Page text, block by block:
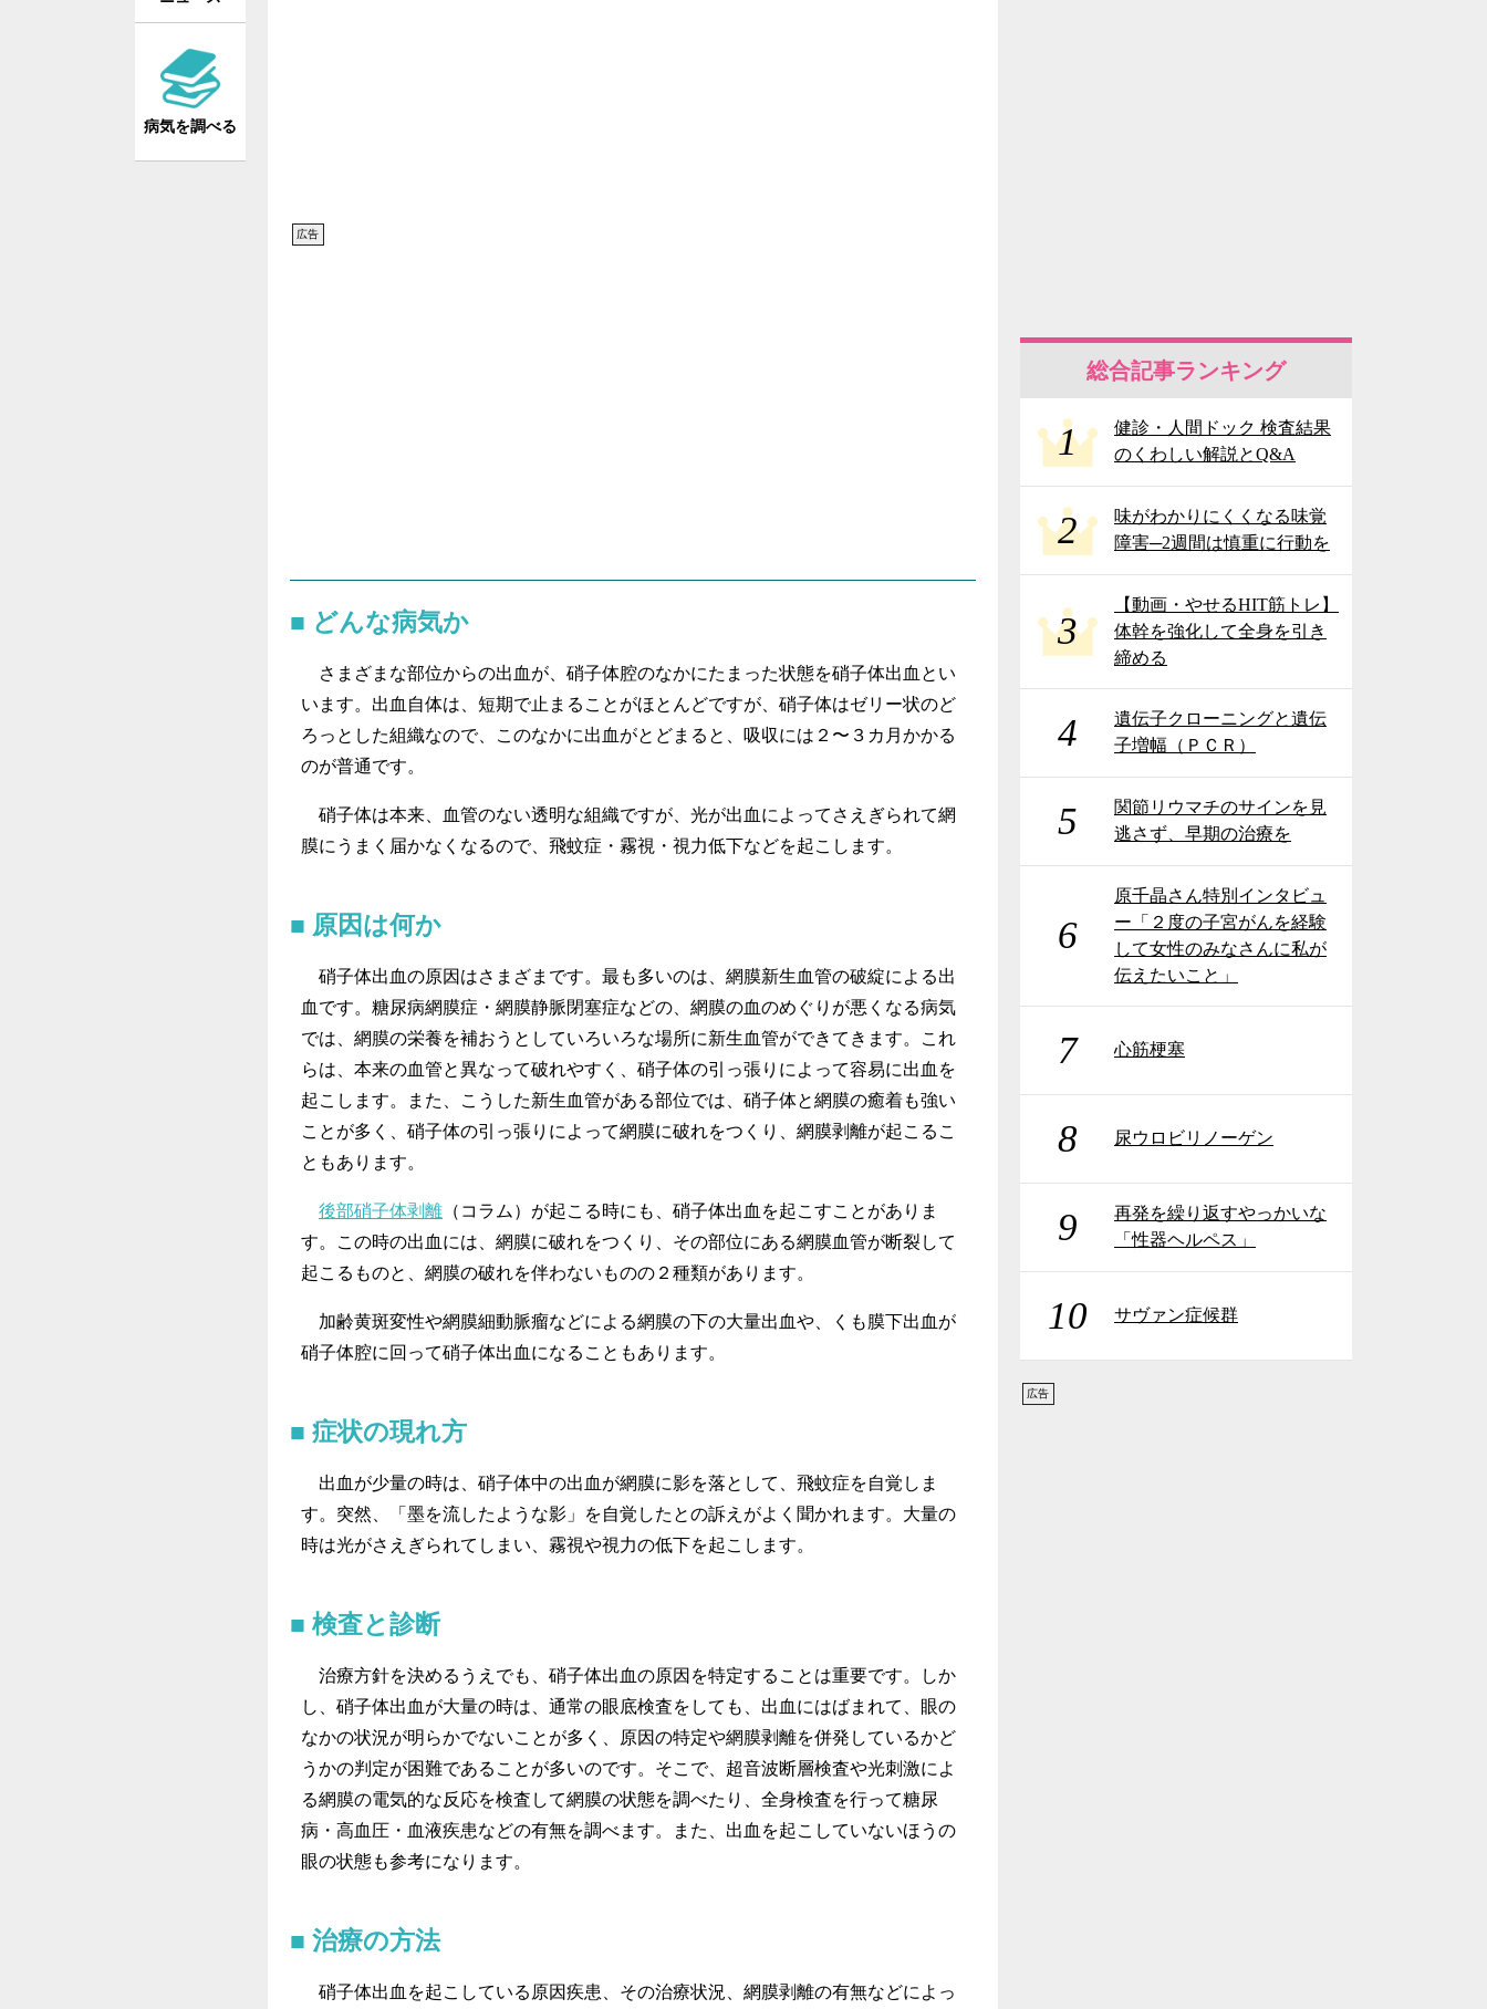
病気を調べる
広告
どんな病気か
さまざまな部位からの出血が、硝子体腔のなかにたまった状態を硝子体出血とい
います。出血自体は、短期で止まることがほとんどですが、硝子体はゼリー状のど
ろっとした組織なので、このなかに出血がとどまると、吸収には２〜３カ月かかる
のが普通です。
硝子体は本来、血管のない透明な組織ですが、光が出血によってさえぎられて網
膜にうまく届かなくなるので、飛蚊症・霧視・視力低下などを起こします。
原因は何か
硝子体出血の原因はさまざまです。最も多いのは、網膜新生血管の破綻による出
血です。糖尿病網膜症・網膜静脈閉塞症などの、網膜の血のめぐりが悪くなる病気
では、網膜の栄養を補おうとしていろいろな場所に新生血管ができてきます。これ
らは、本来の血管と異なって破れやすく、硝子体の引っ張りによって容易に出血を
起こします。また、こうした新生血管がある部位では、硝子体と網膜の癒着も強い
ことが多く、硝子体の引っ張りによって網膜に破れをつくり、網膜剥離が起こるこ
ともあります。
後部硝子体剥離 （コラム）が起こる時にも、硝子体出血を起こすことがありま
す。この時の出血には、網膜に破れをつくり、その部位にある網膜血管が断裂して
起こるものと、網膜の破れを伴わないものの２種類があります。
加齢黄斑変性や網膜細動脈瘤などによる網膜の下の大量出血や、くも膜下出血が
硝子体腔に回って硝子体出血になることもあります。
症状の現れ方
出血が少量の時は、硝子体中の出血が網膜に影を落として、飛蚊症を自覚しま
す。突然、「墨を流したような影」を自覚したとの訴えがよく聞かれます。大量の
時は光がさえぎられてしまい、霧視や視力の低下を起こします。
検査と診断
治療方針を決めるうえでも、硝子体出血の原因を特定することは重要です。しか
し、硝子体出血が大量の時は、通常の眼底検査をしても、出血にはばまれて、眼の
なかの状況が明らかでないことが多く、原因の特定や網膜剥離を併発しているかど
うかの判定が困難であることが多いのです。そこで、超音波断層検査や光刺激によ
る網膜の電気的な反応を検査して網膜の状態を調べたり、全身検査を行って糖尿
病・高血圧・血液疾患などの有無を調べます。また、出血を起こしていないほうの
眼の状態も参考になります。
治療の方法
硝子体出血を起こしている原因疾患、その治療状況、網膜剥離の有無などによっ
総合記事ランキング
1
健診・人間ドック 検査結果
のくわしい解説とQ&A
2
味がわかりにくくなる味覚
障害─2週間は慎重に行動を
3
【動画・やせるHIT筋トレ】
体幹を強化して全身を引き
締める
4
遺伝子クローニングと遺伝
子増幅（ＰＣＲ）
5
関節リウマチのサインを見
逃さず、早期の治療を
6
原千晶さん特別インタビュ
ー「２度の子宮がんを経験
して女性のみなさんに私が
伝えたいこと」
7 心筋梗塞
8 尿ウロビリノーゲン
9
再発を繰り返すやっかいな
「性器ヘルペス」
10 サヴァン症候群
広告